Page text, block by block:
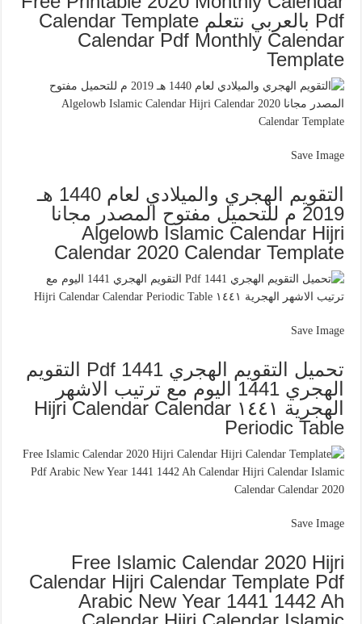
Pdf بالعربي نتعلم Calendar Template
Calendar Pdf Monthly Calendar
Template
Save Image
التقويم الهجري والميلادي لعام 1440 هـ
2019 م للتحميل مفتوح المصدر مجانا
Algelowb Islamic Calendar Hijri
Calendar 2020 Calendar Template
Save Image
تحميل التقويم الهجري 1441 Pdf التقويم
الهجري 1441 اليوم مع ترتيب الاشهر
الهجرية ١٤٤١ Hijri Calendar Calendar
Periodic Table
Save Image
Free Islamic Calendar 2020 Hijri
Calendar Hijri Calendar Template Pdf
Arabic New Year 1441 1442 Ah